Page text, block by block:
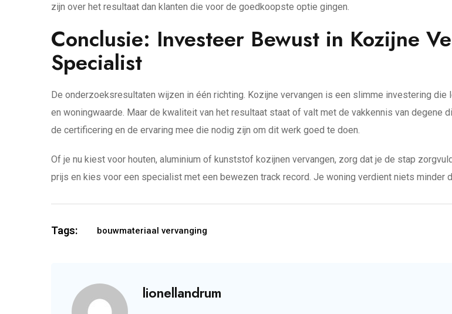
zijn over het resultaat dan klanten die voor de goedkoopste optie gingen.
Conclusie: Investeer Bewust in Kozijne
Specialist
De onderzoeksresultaten wijzen in één richting. Kozijne vervangen is een slimme investering
en woningwaarde. Maar de kwaliteit van het resultaat staat of valt met de vakkennis van
de certificering en de ervaring mee die nodig zijn om dit werk goed te doen.
Of je nu kiest voor houten, aluminium of kunststof kozijnen vervangen, zorg dat je de stap
prijs en kies voor een specialist met een bewezen track record. Je woning verdient niets minder
Tags: bouwmateriaal vervanging
lionellandrum